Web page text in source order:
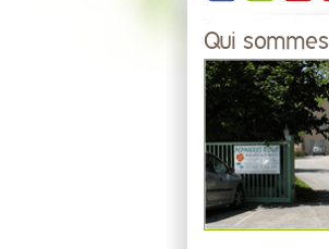
Qui sommes